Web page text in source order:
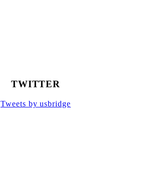
TWITTER
Tweets by usbridge